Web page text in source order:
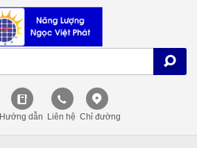
Hướng dẫn Liên hệ Chỉ đường